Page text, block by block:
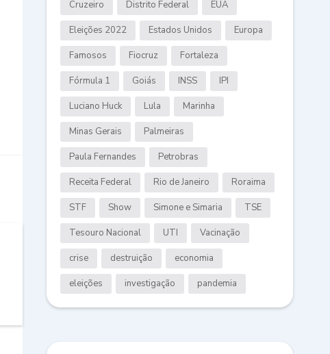
Cruzeiro Distrito Federal EUA
Eleições 2022 Estados Unidos Europa
Famosos Fiocruz Fortaleza
Fórmula 1 Goiás INSS IPI
Luciano Huck Lula Marinha
Minas Gerais Palmeiras
Paula Fernandes Petrobras
Receita Federal Rio de Janeiro Roraima
STF Show Simone e Simaria TSE
Tesouro Nacional UTI Vacinação
crise destruição economia
eleições investigação pandemia